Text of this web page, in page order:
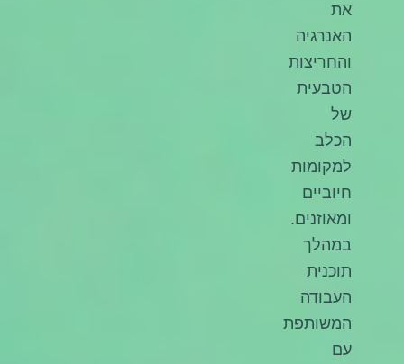
את
האנרגיה
והחריצות
הטבעית
של
הכלב
למקומות
חיוביים
ומאוזנים.
במהלך
תוכנית
העבודה
המשותפת
עם